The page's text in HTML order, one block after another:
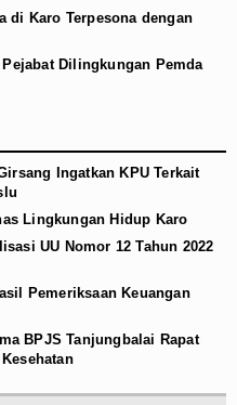
di Karo Terpesona dengan
Dilingkungan Pemda
Ingatkan KPU Terkait
Lingkungan Hidup Karo
UU Nomor 12 Tahun 2022
Pemeriksaan Keuangan
BPJS Tanjungbalai Rapat